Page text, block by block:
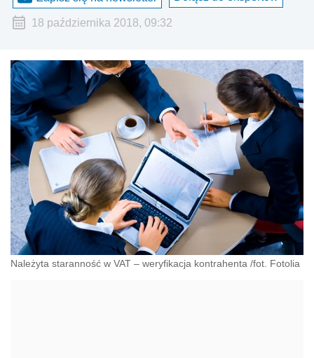
18 października 2018, 09:32
Należyta staranność w VAT – weryfikacja kontrahenta /fot. Fotolia